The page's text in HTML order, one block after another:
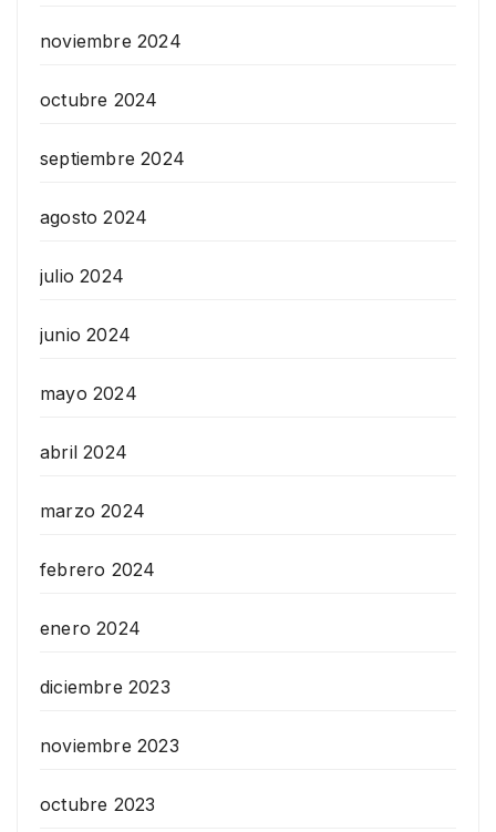
noviembre 2024
octubre 2024
septiembre 2024
agosto 2024
julio 2024
junio 2024
mayo 2024
abril 2024
marzo 2024
febrero 2024
enero 2024
diciembre 2023
noviembre 2023
octubre 2023